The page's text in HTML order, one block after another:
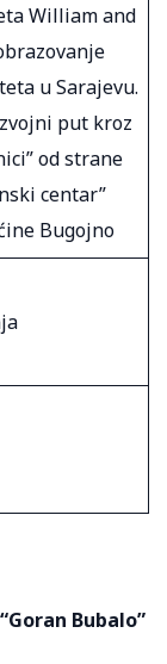
William and
u Sarajevu.
put kroz
od strane
centar”
Bugojno
Bubalo”